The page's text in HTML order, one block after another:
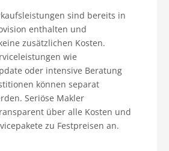
sind bereits in
enthalten und
zusätzlichen Kosten.
wie
oder intensive Beratung
können separat
Seriöse Makler
über alle Kosten und
zu Festpreisen an.